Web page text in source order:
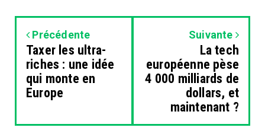
Précédente
Taxer les ultra-
riches : une idée
qui monte en
Europe
Suivante
La tech
européenne pèse
4 000 milliards de
dollars, et
maintenant ?